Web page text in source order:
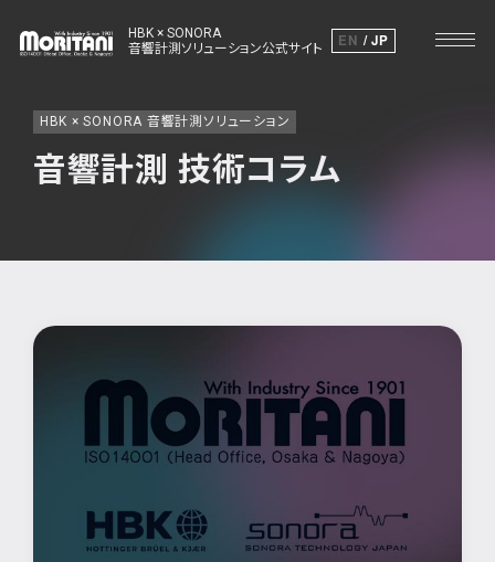
HBK × SONORA
音響計測ソリューション公式サイト
EN JP
HBK × SONORA 音響計測ソリューション
音響計測 技術コラム